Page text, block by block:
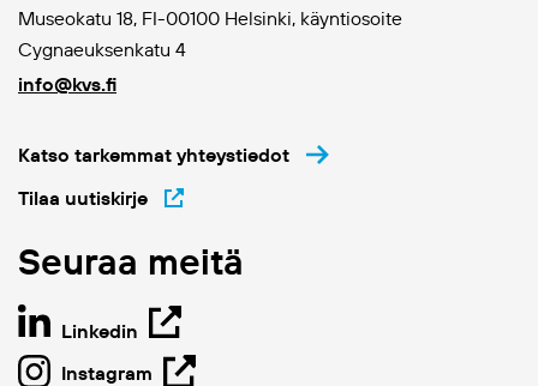
Museokatu 18, FI-00100 Helsinki, käyntiosoite
Cygnaeuksenkatu 4
info@kvs.fi
Katso tarkemmat yhteystiedot
Tilaa uutiskirje
Seuraa meitä
Linkedin
Instagram